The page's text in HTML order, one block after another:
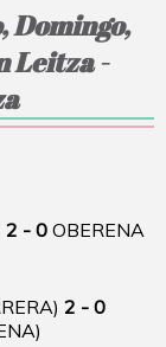
Domingo,
Leitza -
2 - 0 OBERENA
2 - 0